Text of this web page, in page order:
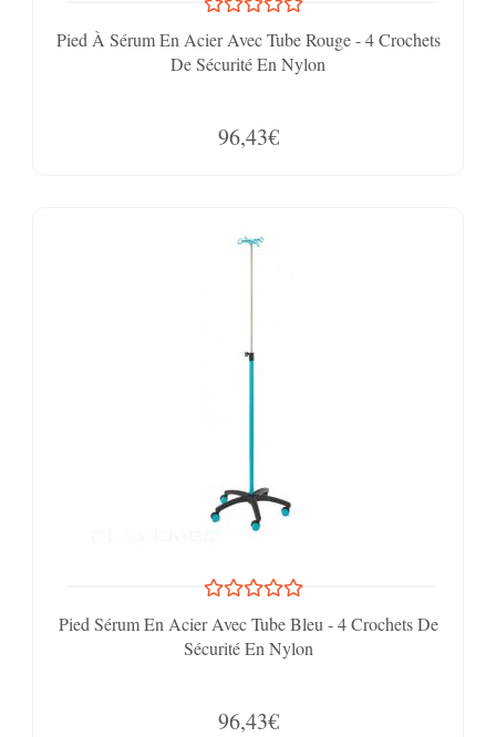
Pied À Sérum En Acier Avec Tube Rouge - 4 Crochets
De Sécurité En Nylon
96,43€
Pied Sérum En Acier Avec Tube Bleu - 4 Crochets De
Sécurité En Nylon
96,43€